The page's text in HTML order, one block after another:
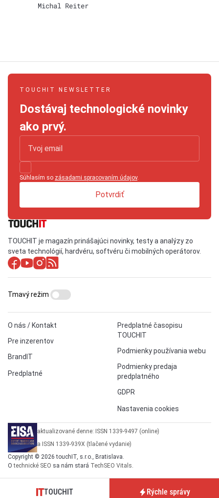
Michal Reiter
TOUCHIT NEWSLETTER
Dostávaj technologické novinky
ako prvý.
Súhlasím so zásadami spracovaním údajov.
Potvrdiť
TOUCHIT je magazín prinášajúci novinky, testy a analýzy zo
sveta technológií, hardvéru, softvéru či mobilných operátorov.
O nás / Kontakt
Pre inzerentov
BrandIT
Predplatné
Predplatné časopisu
TOUCHIT
Podmienky používania webu
Podmienky predaja
predplatného
GDPR
Nastavenia cookies
Tmavý režim
aktualizované denne: ISSN 1339-9497 (online)
a ISSN 1339-939X (tlačené vydanie)
Copyright © 2026 touchIT, s.r.o., Bratislava.
Otechnické SEO sa nám stará TechSEO Vitals
TOUCHIT Rýchle správy